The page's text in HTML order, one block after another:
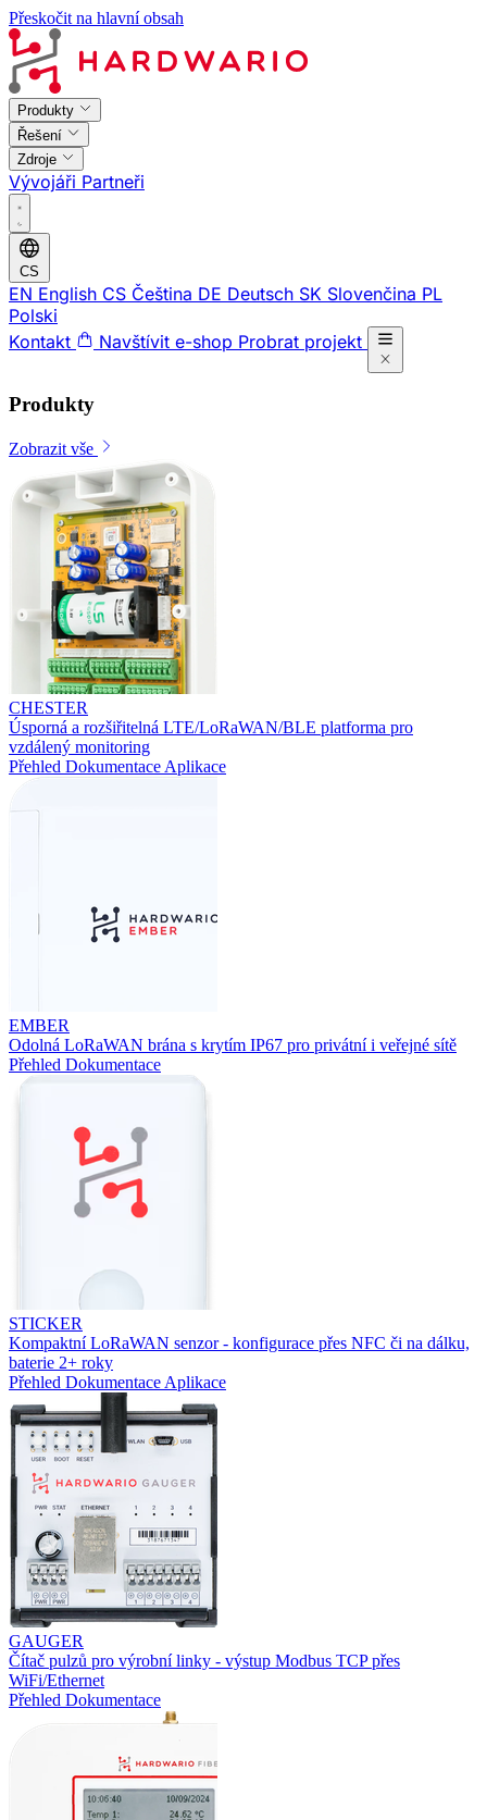
Přeskočit na hlavní obsah
Produkty
Řešení
Zdroje
Vývojáři Partneři
CS
EN English CS Čeština DE Deutsch SK Slovenčina PL
Polski
Kontakt
Navštívit e-shop Probrat projekt
Produkty
Zobrazit vše
CHESTER
Úsporná a rozšiřitelná LTE/LoRaWAN/BLE platforma pro
vzdálený monitoring
Přehled Dokumentace Aplikace
EMBER
Odolná LoRaWAN brána s krytím IP67 pro privátní i veřejné sítě
Přehled Dokumentace
STICKER
Kompaktní LoRaWAN senzor - konfigurace přes NFC či na dálku,
baterie 2+ roky
Přehled Dokumentace Aplikace
GAUGER
Čítač pulzů pro výrobní linky - výstup Modbus TCP přes
WiFi/Ethernet
Přehled Dokumentace